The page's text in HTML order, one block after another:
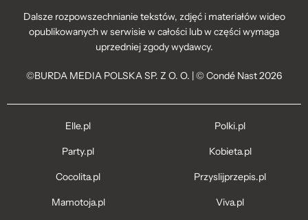
Dalsze rozpowszechnianie tekstów, zdjęć i materiałów wideo
opublikowanych w serwisie w całości lub w części wymaga
uprzedniej zgody wydawcy.
©BURDA MEDIA POLSKA SP. Z O. O. | © Condé Nast 2026
Elle.pl
Party.pl
Cocolita.pl
Mamotoja.pl
Polki.pl
Kobieta.pl
Przyslijprzepis.pl
Viva.pl